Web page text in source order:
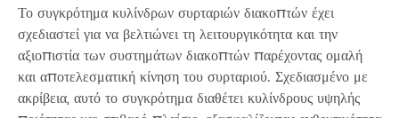
Το συγκρότημα κυλίνδρων συρταριών διακοπτών έχει
σχεδιαστεί για να βελτιώνει τη λειτουργικότητα και την
αξιοπιστία των συστημάτων διακοπτών παρέχοντας ομαλή
και αποτελεσματική κίνηση του συρταριού. Σχεδιασμένο με
ακρίβεια, αυτό το συγκρότημα διαθέτει κυλίνδρους υψηλής